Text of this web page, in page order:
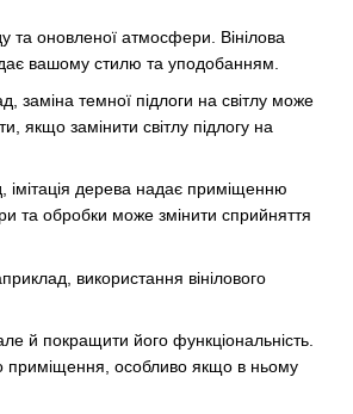
та оновленої атмосфери. Вінілова
вашому стилю та уподобанням.
заміна темної підлоги на світлу може
якщо замінити світлу підлогу на
імітація дерева надає приміщенню
та обробки може змінити сприйняття
використання вінілового
й покращити його функціональність.
приміщення, особливо якщо в ньому